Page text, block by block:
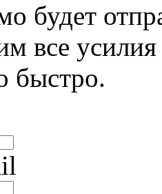
будет
все усилия
быстро.